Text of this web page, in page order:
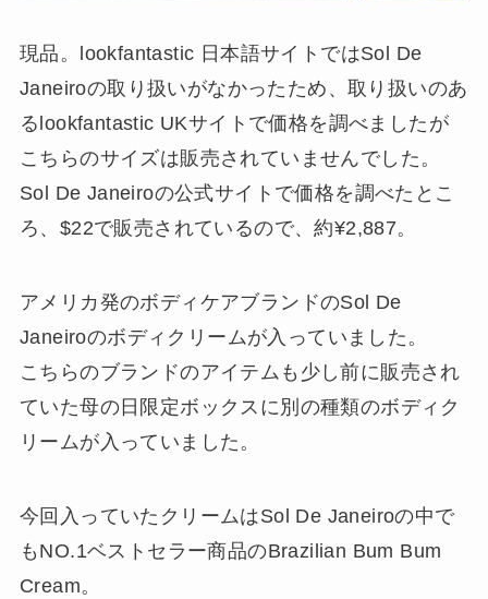
現品。lookfantastic 日本語サイトではSol De
Janeiroの取り扱いがなかったため、取り扱いのあ
るlookfantastic UKサイトで価格を調べましたが
こちらのサイズは販売されていませんでした。
Sol De Janeiroの公式サイトで価格を調べたとこ
ろ、$22で販売されているので、約¥2,887。
アメリカ発のボディケアブランドのSol De
Janeiroのボディクリームが入っていました。
こちらのブランドのアイテムも少し前に販売され
ていた母の日限定ボックスに別の種類のボディク
リームが入っていました。
今回入っていたクリームはSol De Janeiroの中で
もNO.1ベストセラー商品のBrazilian Bum Bum
Cream。